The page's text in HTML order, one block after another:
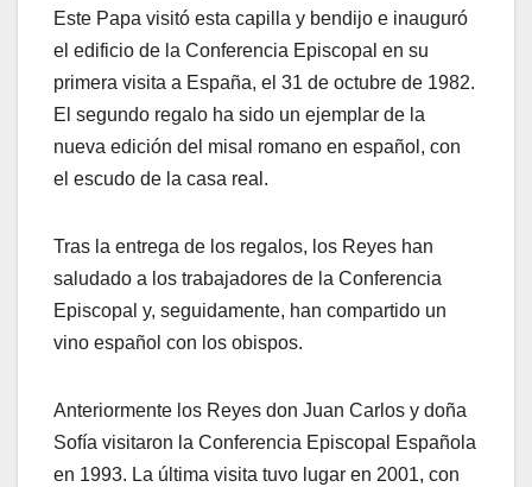
Este Papa visitó esta capilla y bendijo e inauguró
el edificio de la Conferencia Episcopal en su
primera visita a España, el 31 de octubre de 1982.
El segundo regalo ha sido un ejemplar de la
nueva edición del misal romano en español, con
el escudo de la casa real.
Tras la entrega de los regalos, los Reyes han
saludado a los trabajadores de la Conferencia
Episcopal y, seguidamente, han compartido un
vino español con los obispos.
Anteriormente los Reyes don Juan Carlos y doña
Sofía visitaron la Conferencia Episcopal Española
en 1993. La última visita tuvo lugar en 2001, con